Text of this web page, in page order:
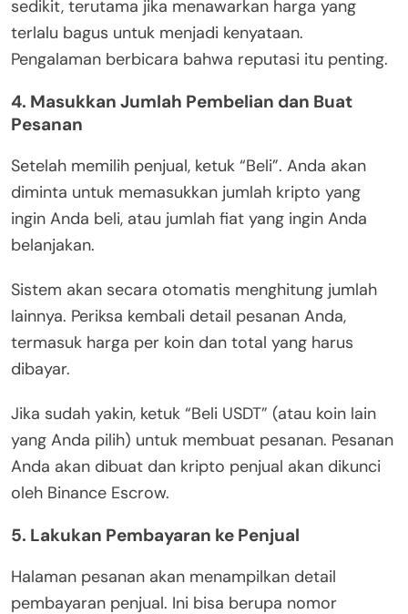
sedikit, terutama jika menawarkan harga yang
terlalu bagus untuk menjadi kenyataan.
Pengalaman berbicara bahwa reputasi itu penting.
4. Masukkan Jumlah Pembelian dan Buat
Pesanan
Setelah memilih penjual, ketuk “Beli”. Anda akan
diminta untuk memasukkan jumlah kripto yang
ingin Anda beli, atau jumlah fiat yang ingin Anda
belanjakan.
Sistem akan secara otomatis menghitung jumlah
lainnya. Periksa kembali detail pesanan Anda,
termasuk harga per koin dan total yang harus
dibayar.
Jika sudah yakin, ketuk “Beli USDT” (atau koin lain
yang Anda pilih) untuk membuat pesanan. Pesanan
Anda akan dibuat dan kripto penjual akan dikunci
oleh Binance Escrow.
5. Lakukan Pembayaran ke Penjual
Halaman pesanan akan menampilkan detail
pembayaran penjual. Ini bisa berupa nomor